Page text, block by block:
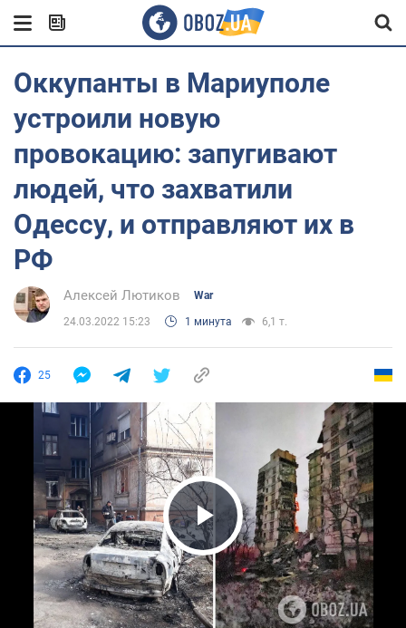
Оккупанты в Мариуполе
устроили новую
провокацию: запугивают
людей, что захватили
Одессу, и отправляют их в
РФ
Алексей Лютиков War
24.03.2022 15:23 1 минута 6,1 т.
25
Play Video